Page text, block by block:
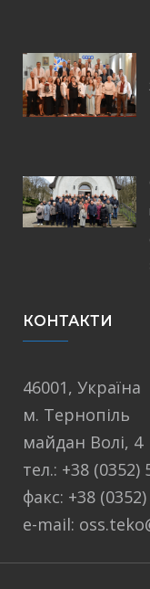
КОНТАКТИ
46001, Україна
м. Тернопіль
майдан Волі, 4
тел.: +38 (0352)
факс: +38
e-mail: